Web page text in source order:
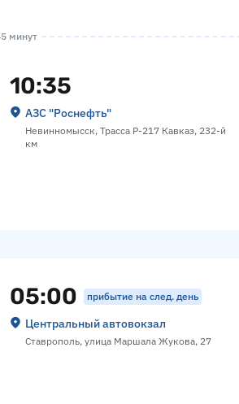
минут
10:35
АЗС "Роснефть"
Невинномысск, Трасса Р-217 Кавказ, 232-й
км
05:00 прибытие на след. день
Центральный автовокзал
Ставрополь, улица Маршала Жукова, 27